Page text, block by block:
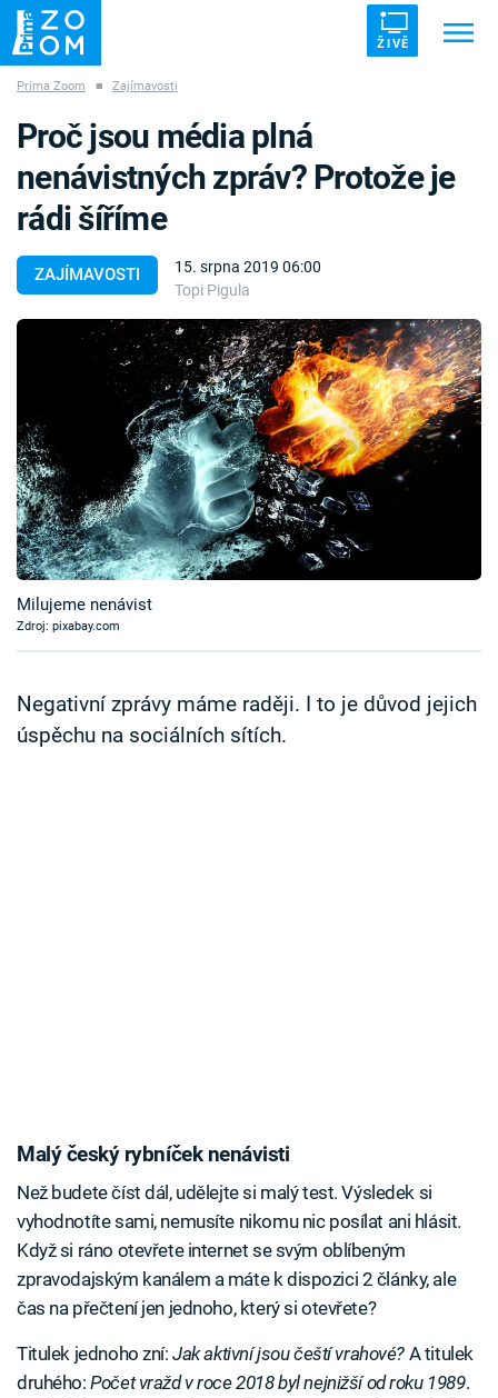
ŽIVĚ
ZÁHADY VETŘELCI DÁVNOVĚKU
Témata
TV Program
Časopis
Sledujte prima+
Sledujte nás
Prima Zoom ■ Zajímavosti
ZAJÍMAVOSTI
15. srpna 2019 06:00
Topi Pigula
Proč jsou média plná
nenávistných zpráv? Protože je
rádi šíříme
Milujeme nenávist
Zdroj: pixabay.com
Negativní zprávy máme raději. I to je důvod jejich
úspěchu na sociálních sítích.
Malý český rybníček nenávisti
Než budete číst dál, udělejte si malý test. Výsledek si
vyhodnotíte sami, nemusíte nikomu nic posílat ani hlásit.
Když si ráno otevřete internet se svým oblíbeným
zpravodajským kanálem a máte k dispozici 2 články, ale
čas na přečtení jen jednoho, který si otevřete?
Titulek jednoho zní:Jak aktivní jsou čeští vrahové? A titulek
druhého:Počet vražd v roce 2018 byl nejnižší od roku 1989.